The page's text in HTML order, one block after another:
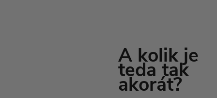
A kolik je
teda tak
akorát?